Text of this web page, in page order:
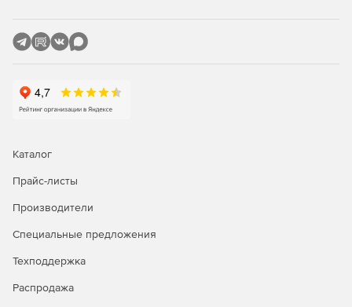
Каталог
Прайс-листы
Производители
Специальные предложения
Техподдержка
Распродажа